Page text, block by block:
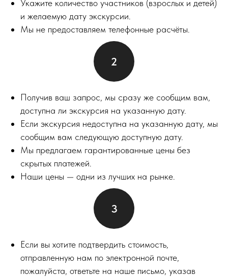
Укажите количество участников (взрослых и детей)
и желаемую дату экскурсии.
Мы не предоставляем телефонные расчёты.
Получив ваш запрос, мы сразу же сообщим вам,
доступна ли экскурсия на указанную дату.
Если экскурсия недоступна на указанную дату, мы
сообщим вам следующую доступную дату.
Мы предлагаем гарантированные цены без
скрытых платежей.
Наши цены — одни из лучших на рынке.
Если вы хотите подтвердить стоимость,
отправленную нам по электронной почте,
пожалуйста, ответьте на наше письмо, указав